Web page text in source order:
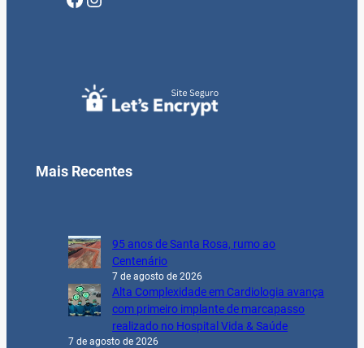
Mais Recentes
95 anos de Santa Rosa, rumo ao
Centenário
7 de agosto de 2026
Alta Complexidade em Cardiologia avança
com primeiro implante de marcapasso
realizado no Hospital Vida & Saúde
7 de agosto de 2026